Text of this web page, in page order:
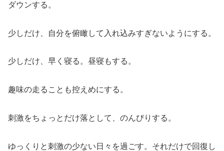
ダウンする。
少しだけ、自分を俯瞰して入れ込みすぎないようにする。
少しだけ、早く寝る。昼寝もする。
趣味の走ることも控えめにする。
刺激をちょっとだけ落として、のんびりする。
ゆっくりと刺激の少ない日々を過ごす。それだけで回復し